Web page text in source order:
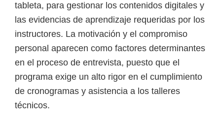
tableta, para gestionar los contenidos digitales y
las evidencias de aprendizaje requeridas por los
instructores. La motivación y el compromiso
personal aparecen como factores determinantes
en el proceso de entrevista, puesto que el
programa exige un alto rigor en el cumplimiento
de cronogramas y asistencia a los talleres
técnicos.